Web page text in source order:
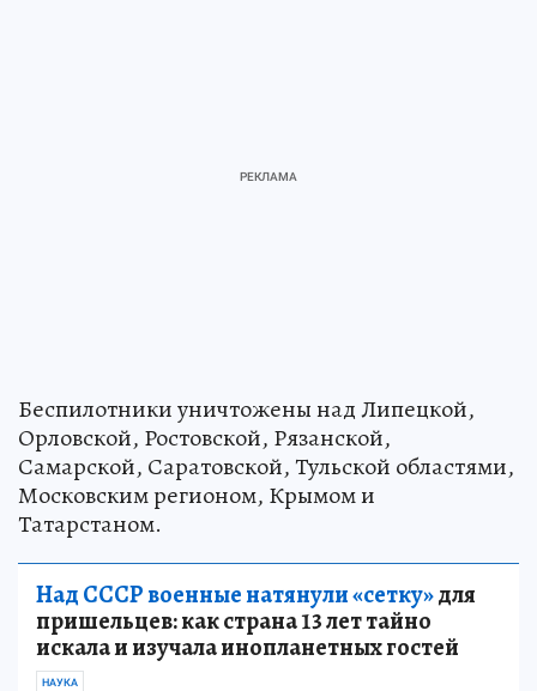
Беспилотники уничтожены над Липецкой,
Орловской, Ростовской, Рязанской,
Самарской, Саратовской, Тульской областями,
Московским регионом, Крымом и
Татарстаном.
Над СССР военные натянули «сетку»для
пришельцев: как страна 13 лет тайно
искала и изучала инопланетных гостей
НАУКА